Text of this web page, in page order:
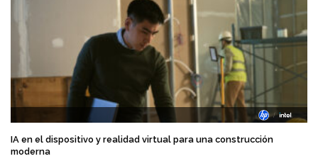
IA en el dispositivo y realidad virtual para una construcción
moderna